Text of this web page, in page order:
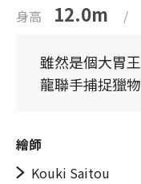
身高 12.0m /
雖然是個大胃
龍聯手捕捉獵物
繪師
Kouki Saitou